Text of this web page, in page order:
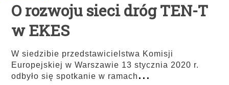
O rozwoju sieci dróg TEN-T
w EKES
W siedzibie przedstawicielstwa Komisji
Europejskiej w Warszawie 13 stycznia 2020 r.
odbyło się spotkanie w ramach ...